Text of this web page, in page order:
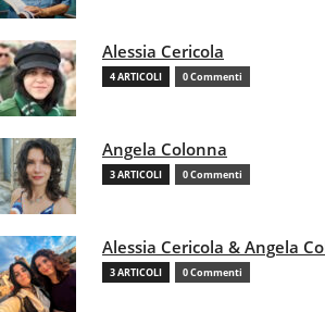
Alessia Cericola
4 ARTICOLI 0 Commenti
Angela Colonna
3 ARTICOLI 0 Commenti
Alessia Cericola & Angela
3 ARTICOLI 0 Commenti